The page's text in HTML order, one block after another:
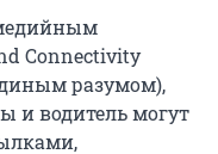
Connectivity
разумом),
и водитель могут